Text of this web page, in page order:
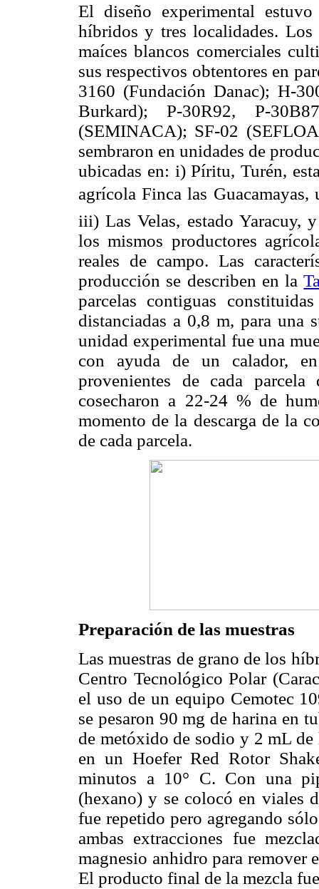
El diseño experimental
híbridos y tres localidades.
maíces blancos comerciales
sus respectivos obtentores en
3160 (Fundación Danac); H-
Burkard); P-30R92, P-
(SEMINACA); SF-02
sembraron en unidades de
ubicadas en: i) Píritu, Turén,
agrícola Finca las
iii) Las Velas, estado Yaracuy,
los mismos productores
reales de campo. Las
producción se describen en la
parcelas contiguas
distanciadas a 0,8 m, para
unidad experimental fue una
con ayuda de un calador,
provenientes de cada
cosecharon a 22-24 % de
momento de la descarga de la
de cada parcela.
Preparación de las muestras
Las muestras de grano de los
Centro Tecnológico Polar
el uso de un equipo Cemotec
se pesaron 90 mg de harina en
de metóxido de sodio y 2 mL
en un Hoefer Red Rotor
minutos a 10° C. Con una
(hexano) y se colocó en viales
fue repetido pero agregando
ambas extracciones fue
magnesio anhidro para remover
El producto final de la mezcla